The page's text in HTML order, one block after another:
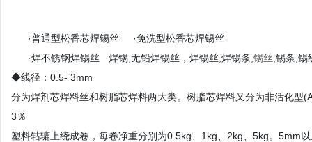
·普通型松香芯焊锡丝 ·免洗型松香芯焊锡丝
·焊不锈钢焊锡丝 ·焊锡,无铅焊锡丝，焊锡丝,焊锡条, 锡丝 ,锡条,
◆线径：0.5- 3mm
分为焊剂芯焊料丝和树脂芯焊料两大类。树脂芯焊料又分为非活化
3％
塑料轱辘上绕成卷，每卷净重分别为0.5kg、1kg、2kg、5kg。5mm